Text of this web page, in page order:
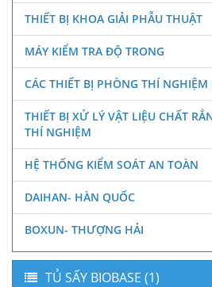
THIẾT BỊ KHOA GIẢI PHẪU THUẬT
MÁY KIỂM TRA ĐỘ TRONG
CÁC THIẾT BỊ PHÒNG THÍ NGHIỆM
THIẾT BỊ XỬ LÝ VẬT LIỆU CHẤT
THÍ NGHIỆM
HỆ THỐNG KIỂM SOÁT AN TOÀN
DAIHAN- HÀN QUỐC
BOXUN- THƯỢNG HẢI
TỦ SẤY BIOBASE (1)